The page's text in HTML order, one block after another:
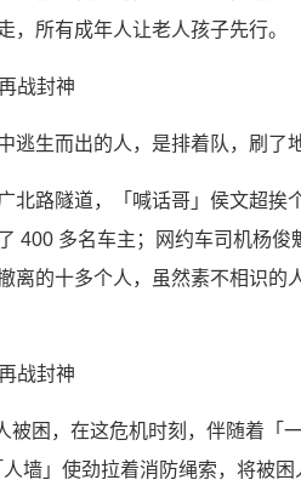
，所有成年人让老人孩子先行。
逃生而出的人，是排着队，刷了
北路隧道，「喊话哥」侯文超挨
400 多名车主；网约车司机杨俊
离的十多个人，虽然素不相识的
被困，在这危机时刻，伴随着
墙」使劲拉着消防绳索，将被困